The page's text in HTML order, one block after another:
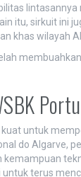
itu, sirkuit ini
khas wilayah
kuat untuk
do Algarve,
terus